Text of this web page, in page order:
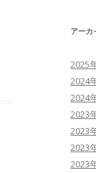
アーカ
2025
2024
2024
2023
2023
2023
2023